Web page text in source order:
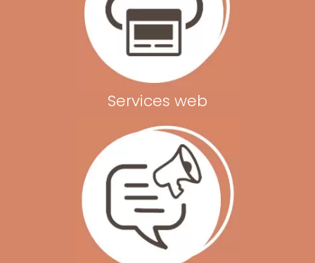
Services web